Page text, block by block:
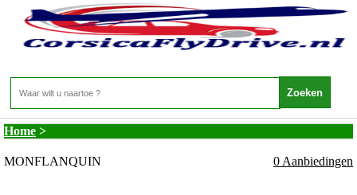
Frankrijk - POITOU-CHARENTES -
Home >
MONFLANQUIN 0 Aanbiedingen